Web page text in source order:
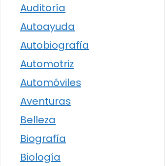
Auditoría
Autoayuda
Autobiografía
Automotriz
Automóviles
Aventuras
Belleza
Biografía
Biología